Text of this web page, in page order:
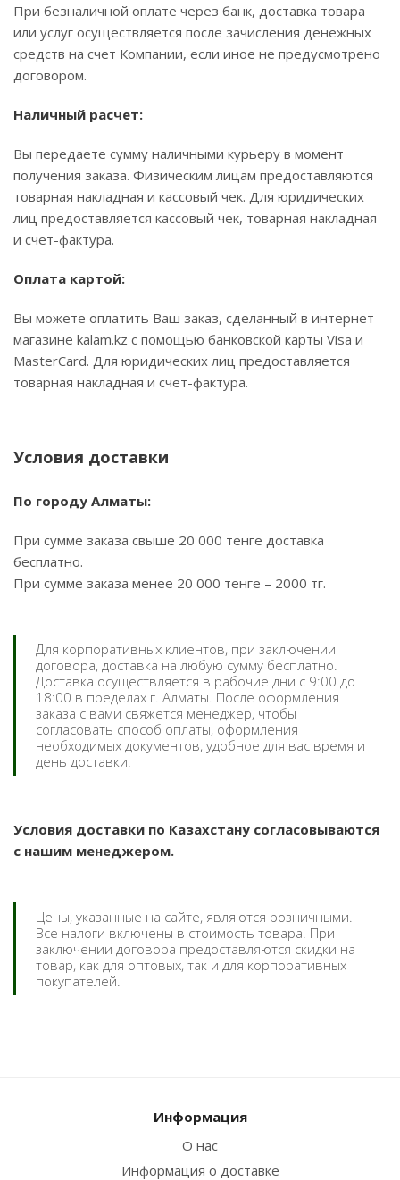
При безналичной оплате через банк, доставка товара
или услуг осуществляется после зачисления денежных
средств на счет Компании, если иное не предусмотрено
договором.
Наличный расчет:
Вы передаете сумму наличными курьеру в момент
получения заказа. Физическим лицам предоставляются
товарная накладная и кассовый чек. Для юридических
лиц предоставляется кассовый чек, товарная накладная
и счет-фактура.
Оплата картой:
Вы можете оплатить Ваш заказ, сделанный в интернет-
магазине kalam.kz с помощью банковской карты Visa и
MasterCard. Для юридических лиц предоставляется
товарная накладная и счет-фактура.
Условия доставки
По городу Алматы:
При сумме заказа свыше 20 000 тенге доставка
бесплатно.
При сумме заказа менее 20 000 тенге – 2000 тг.
Для корпоративных клиентов, при заключении
договора, доставка на любую сумму бесплатно.
Доставка осуществляется в рабочие дни с 9:00 до
18:00 в пределах г. Алматы. После оформления
заказа с вами свяжется менеджер, чтобы
согласовать способ оплаты, оформления
необходимых документов, удобное для вас время и
день доставки.
Условия доставки по Казахстану согласовываются
с нашим менеджером.
Цены, указанные на сайте, являются розничными.
Все налоги включены в стоимость товара. При
заключении договора предоставляются скидки на
товар, как для оптовых, так и для корпоративных
покупателей.
Информация
О нас
Информация о доставке